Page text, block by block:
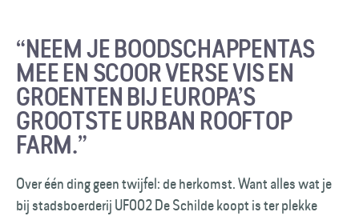
“NEEM JE BOODSCHAPPENTAS
MEE EN SCOOR VERSE VIS EN
GROENTEN BIJ EUROPA’S
GROOTSTE URBAN ROOFTOP
FARM.”
Over één ding geen twijfel: de herkomst. Want alles wat je
bij stadsboerderij UF002 De Schilde koopt is ter plekke